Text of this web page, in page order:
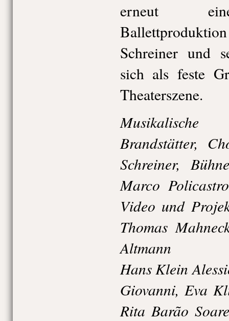
erneut
Schreiner und
sich als feste
Theaterszene.
Brandstätter,
Schreiner,
Marco
Video und
Thomas
Altmann
Hans Klein
Giovanni, Eva
Rita Barão